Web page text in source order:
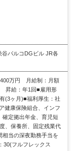
パルコDGビル JR各
万円 月給制：月額
昇給：年1回■雇用形
(3ヶ月)■福利厚生：社
健康保険組合、インフ
確定拠出年金、育児短
、保養所、固定残業代
相当の深夜勤務手当を
30(フルフレックス